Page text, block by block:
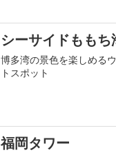
シーサイドももち
博多湾の景色を楽しめる
トスポット
福岡タワー